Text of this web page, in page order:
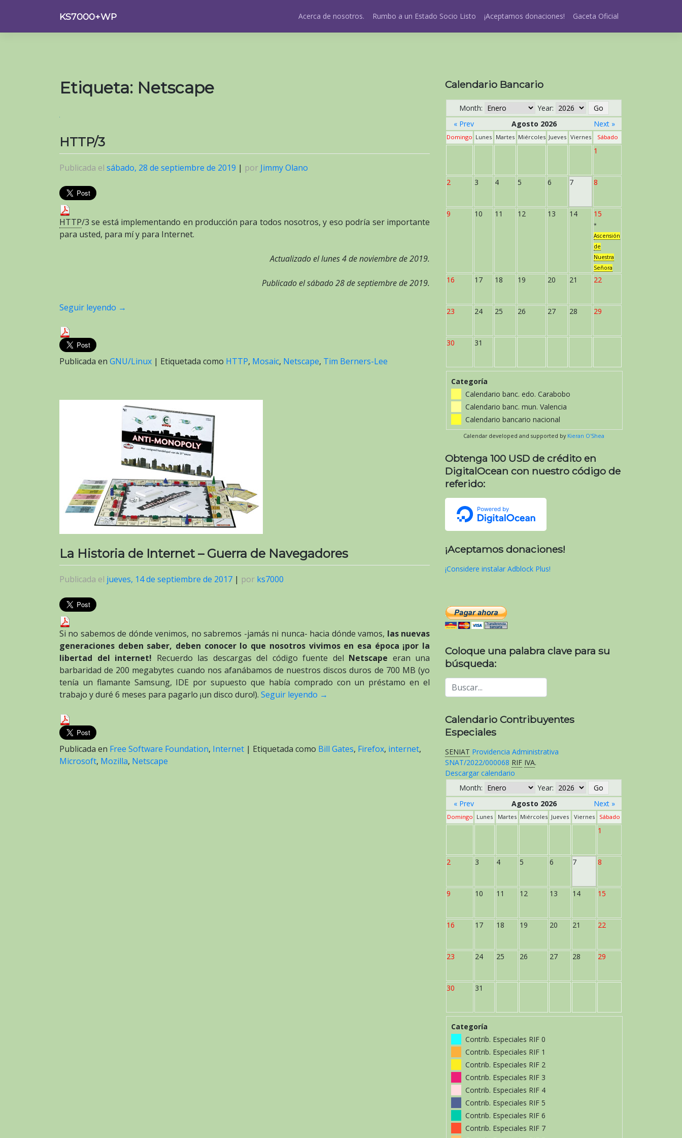
contenido
KS7000+WP Acerca de nosotros. Rumbo a un Estado Socio Listo ¡Aceptamos donaciones! Gaceta Oficial
Etiqueta: Netscape
HTTP/3
Publicada el sábado, 28 de septiembre de 2019 | por Jimmy Olano
HTTP/3 se está implementando en producción para todos nosotros, y eso podría ser importante
para usted, para mí y para Internet.
Actualizado el lunes 4 de noviembre de 2019.
Publicado el sábado 28 de septiembre de 2019.
Seguir leyendo →
Publicada en GNU/Linux | Etiquetada como HTTP, Mosaic, Netscape, Tim Berners-Lee
La Historia de Internet – Guerra de Navegadores
Publicada el jueves, 14 de septiembre de 2017 | por ks7000
Si no sabemos de dónde venimos, no sabremos -jamás ni nunca- hacia dónde vamos, las nuevas
generaciones deben saber, deben conocer lo que nosotros vivimos en esa época ¡por la
libertad del internet! Recuerdo las descargas del código fuente del Netscape eran una
barbaridad de 200 megabytes cuando nos afanábamos de nuestros discos duros de 700 MB (yo
tenía un flamante Samsung, IDE por supuesto que había comprado con un préstamo en el
trabajo y duré 6 meses para pagarlo ¡un disco duro!). Seguir leyendo →
Publicada en Free Software Foundation, Internet | Etiquetada como Bill Gates, Firefox, internet,
Microsoft, Mozilla, Netscape
Calendario Bancario
Month:
Year:
« Prev
Agosto 2026 Next »
Domingo Lunes Martes Miércoles Jueves Viernes Sábado
1
2 3 4 5 6 7 8
9 10 11 12 13 14 15
*
Ascensión
de
Nuestra
Señora
16 17 18 19 20 21 22
23 24 25 26 27 28 29
30 31
Categoría
Calendario banc. edo. Carabobo
Calendario banc. mun. Valencia
Calendario bancario nacional
Calendar developed and supported by Kieran O'Shea
Obtenga 100 USD de crédito en
DigitalOcean con nuestro código de
referido:
¡Aceptamos donaciones!
¡Considere instalar Adblock Plus!
Coloque una palabra clave para su
búsqueda:
Calendario Contribuyentes
Especiales
SENIAT Providencia Administrativa
SNAT/2022/000068 RIF IVA.
Descargar calendario
Month:
Year:
« Prev
Agosto 2026 Next »
Domingo Lunes Martes Miércoles Jueves Viernes Sábado
1
2 3 4 5 6 7 8
9 10 11 12 13 14 15
16 17 18 19 20 21 22
23 24 25 26 27 28 29
30 31
Categoría
Contrib. Especiales RIF 0
Contrib. Especiales RIF 1
Contrib. Especiales RIF 2
Contrib. Especiales RIF 3
Contrib. Especiales RIF 4
Contrib. Especiales RIF 5
Contrib. Especiales RIF 6
Contrib. Especiales RIF 7